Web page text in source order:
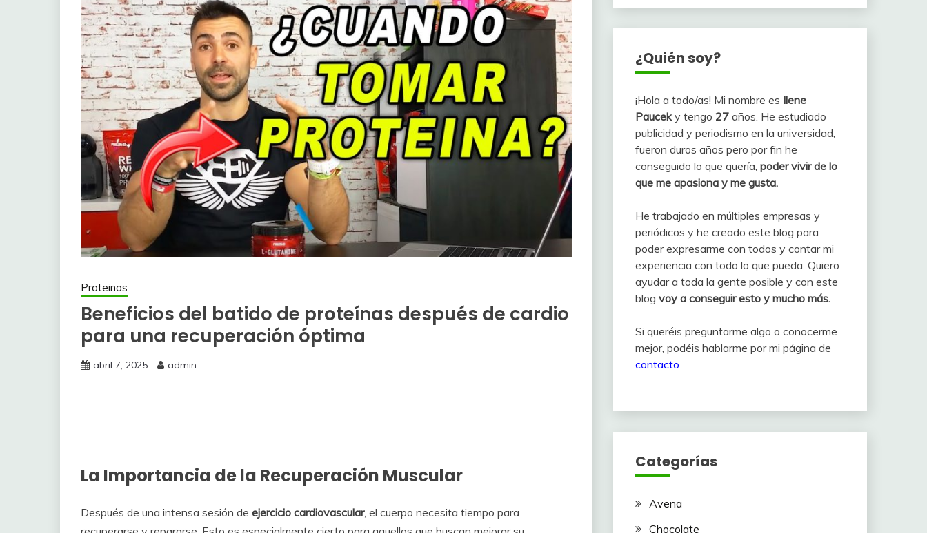
Proteinas
Beneficios del batido de proteínas después de cardio
para una recuperación óptima
abril 7, 2025 admin
La Importancia de la Recuperación Muscular
Después de una intensa sesión de ejercicio cardiovascular, el cuerpo necesita tiempo para
¿Quién soy?
¡Hola a todo/as! Mi nombre es Ilene
Pauceky tengo 27años. He estudiado
publicidad y periodismo en la universidad,
fueron duros años pero por fin he
conseguido lo que quería, poder vivir de lo
que me apasiona y me gusta.
He trabajado en múltiples empresas y
periódicos y he creado este blog para
poder expresarme con todos y contar mi
experiencia con todo lo que pueda. Quiero
ayudar a toda la gente posible y con este
blog voy a conseguir esto y mucho más.
Si queréis preguntarme algo o conocerme
mejor, podéis hablarme por mi página de
contacto
Categorías
Avena
Chocolate